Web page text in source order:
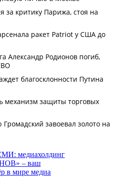
медиахолдинг
– ваш
в мире медиа